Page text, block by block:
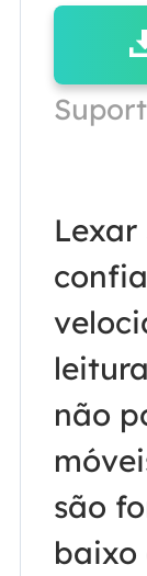
Lexar
não
são
baixo